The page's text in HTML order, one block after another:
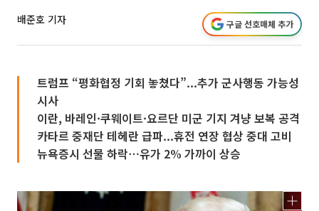
배준호 기자 구글 선호매체 추가
트럼프 “평화협정 기회 놓쳤다”...추가 군사행동 가능성
시사
이란, 바레인·쿠웨이트·요르단 미군 기지 겨냥 보복 공격
카타르 중재단 테헤란 급파...휴전 연장 협상 중대 고비
뉴욕증시 선물 하락⋯유가 2% 가까이 상승